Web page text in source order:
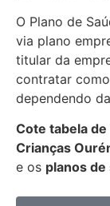
O Plano de
via plano
titular da
contratar
dependendo
Cote tabela
Crianças
e os planos